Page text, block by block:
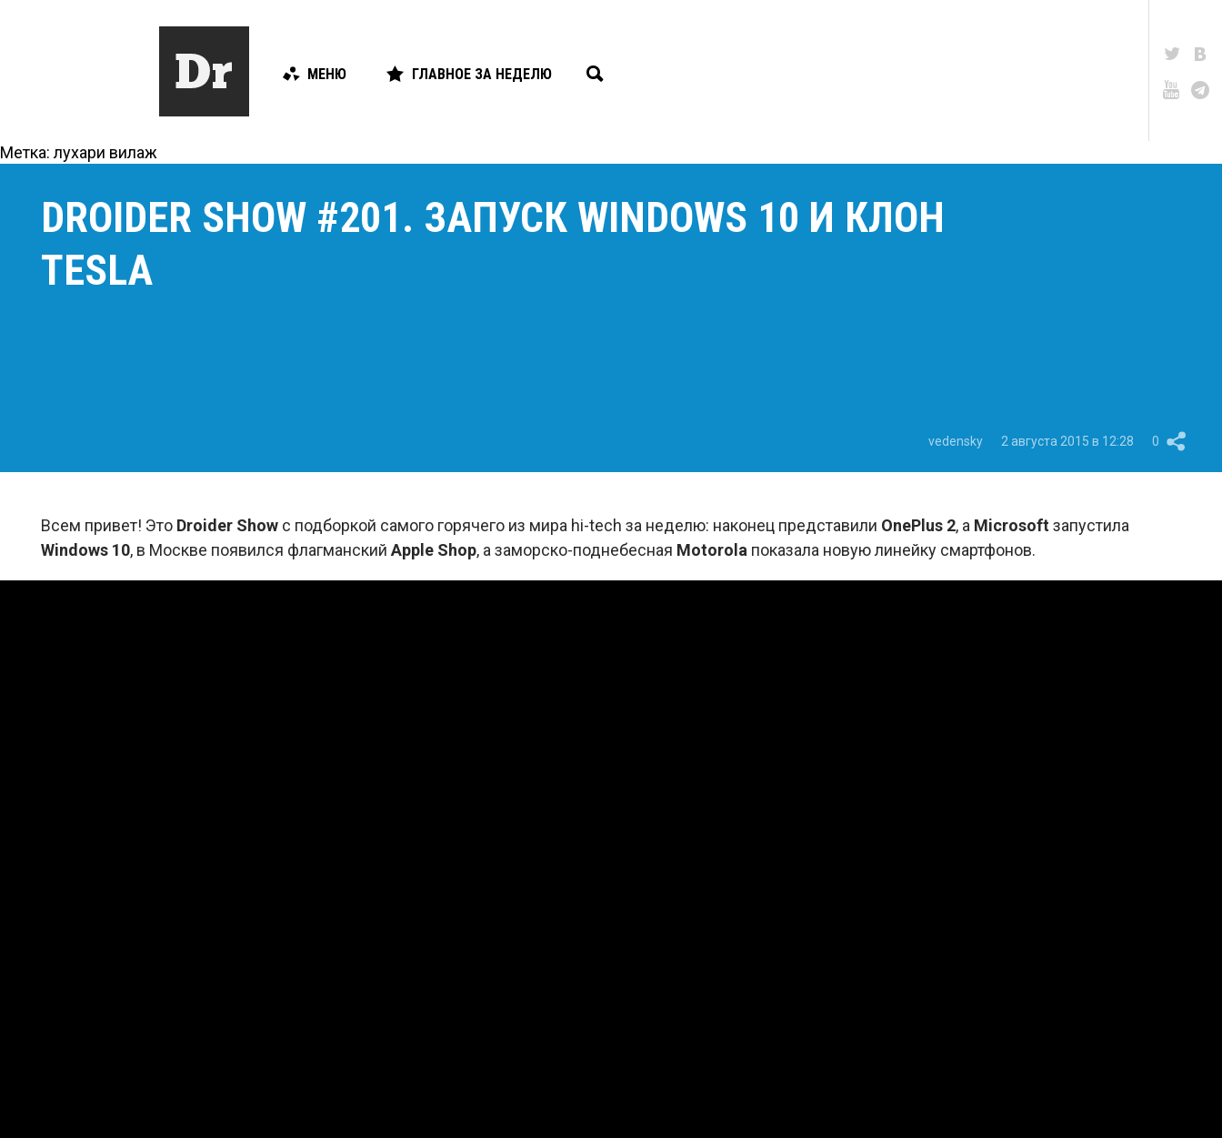
МЕНЮ ГЛАВНОЕ ЗА НЕДЕЛЮ
Метка: лухари вилаж
DROIDER SHOW #201. ЗАПУСК WINDOWS 10 И КЛОН
TESLA
vedensky 2 августа 2015 в 12:28 0
Всем привет! Это Droider Show с подборкой самого горячего из мира hi-tech за неделю: наконец представили OnePlus 2, а Microsoftзапустила
Windows 10, в Москве появился флагманский Apple Shop, а заморско-поднебесная Motorola показала новую линейку смартфонов.